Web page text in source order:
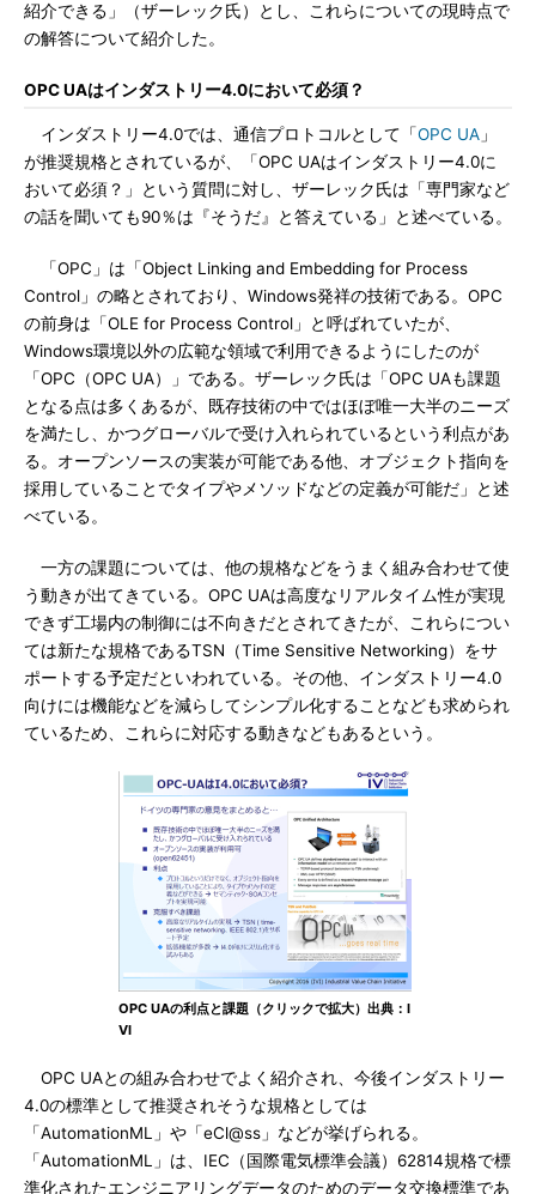
紹介できる」（ザーレック氏）とし、これらについての現時点で
の解答について紹介した。
OPC UAはインダストリー4.0において必須？
インダストリー4.0では、通信プロトコルとして「OPC UA 」
が推奨規格とされているが、「OPC UAはインダストリー4.0に
おいて必須？」という質問に対し、ザーレック氏は「専門家など
の話を聞いても90％は『そうだ』と答えている」と述べている。
「OPC」は「Object Linking and Embedding for Process
Control」の略とされており、Windows発祥の技術である。OPC
の前身は「OLE for Process Control」と呼ばれていたが、
Windows環境以外の広範な領域で利用できるようにしたのが
「OPC（OPC UA）」である。ザーレック氏は「OPC UAも課題
となる点は多くあるが、既存技術の中ではほぼ唯一大半のニーズ
を満たし、かつグローバルで受け入れられているという利点があ
る。オープンソースの実装が可能である他、オブジェクト指向を
採用していることでタイプやメソッドなどの定義が可能だ」と述
べている。
一方の課題については、他の規格などをうまく組み合わせて使
う動きが出てきている。OPC UAは高度なリアルタイム性が実現
できず工場内の制御には不向きだとされてきたが、これらについ
ては新たな規格であるTSN（Time Sensitive Networking）をサ
ポートする予定だといわれている。その他、インダストリー4.0
向けには機能などを減らしてシンプル化することなども求められ
ているため、これらに対応する動きなどもあるという。
OPC UAの利点と課題（クリックで拡大）出典：I
VI
OPC UAとの組み合わせでよく紹介され、今後インダストリー
4.0の標準として推奨されそうな規格としては
「AutomationML」や「eCl@ss」などが挙げられる。
「AutomationML」は、IEC（国際電気標準会議）62814規格で標
準化されたエンジニアリングデータのためのデータ交換標準であ